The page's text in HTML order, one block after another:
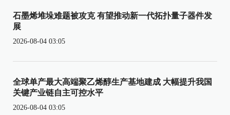
石墨烯堆垛难题被攻克 有望推动新一代拓扑量子器件发
展
2026-08-04 03:05
全球单产最大高端聚乙烯醇生产基地建成 大幅提升我国
关键产业链自主可控水平
2026-08-04 03:05